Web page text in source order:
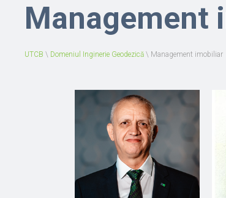
Management
UTCB \ Domeniul Inginerie Geodezică \ Management imobiliar